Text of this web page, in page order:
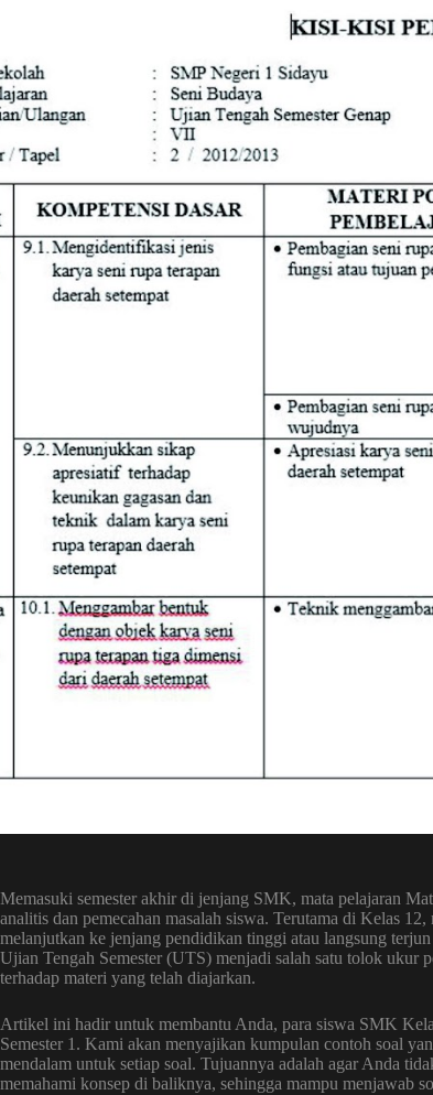
Memasuki semester akhir di jenjang SMK, mata pelajaran
analitis dan pemecahan masalah siswa. Terutama di Kelas
melanjutkan ke jenjang pendidikan tinggi atau langsung
Ujian Tengah Semester (UTS) menjadi salah satu tolok ukur
terhadap materi yang telah diajarkan.
Artikel ini hadir untuk membantu Anda, para siswa SMK
Semester 1. Kami akan menyajikan kumpulan contoh soal
mendalam untuk setiap soal. Tujuannya adalah agar Anda
memahami konsep di baliknya, sehingga mampu menjawab